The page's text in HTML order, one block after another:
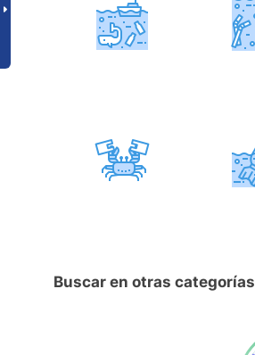
Buscar en otras categorías